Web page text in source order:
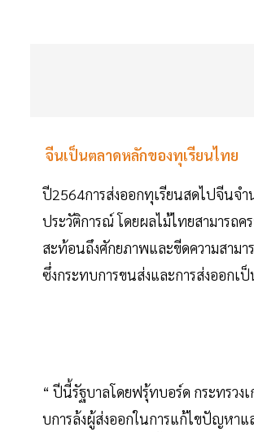
จีนเป็นตลาดหลักของทุเรียนไทย
ปี2564การส่งออกทุเรียนสดไปจีนจ
ประวัติการณ์ โดยผลไม้ไทยสามารถ
สะท้อนถึงศักยภาพและขีดความสาม
ซึ่งกระทบการขนส่งและการส่งออกเ
“ ปีนี้รัฐบาลโดยฟรุ้ทบอร์ด กระทรว
บการล้งผู้ส่งออกในการแก้ไขปัญหาแ